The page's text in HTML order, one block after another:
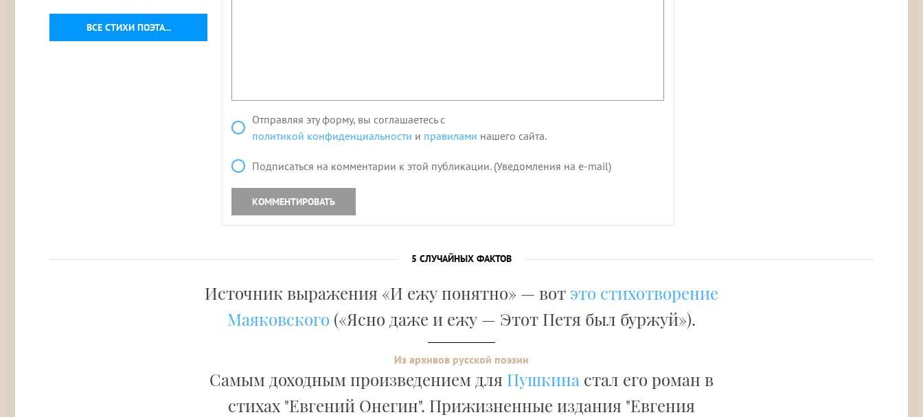
ВСЕ СТИХИ ПОЭТА...
Отправляя эту форму, вы соглашаетесь с
политикой конфиденциальности и правилами нашего сайта.
Подписаться на комментарии к этой публикации. (Уведомления на e-mail)
КОММЕНТИРОВАТЬ
5 СЛУЧАЙНЫХ ФАКТОВ
Источник выражения «И ежу понятно» — вот это стихотворение
Маяковского («Ясно даже и ежу — Этот Петя был буржуй»).
Из архивов русской поэзии
Самым доходным произведением для Пушкина стал его роман в
стихах "Евгений Онегин". Прижизненные издания "Евгения